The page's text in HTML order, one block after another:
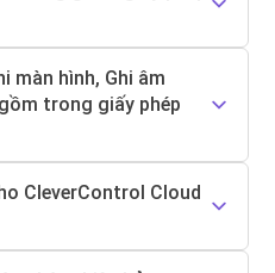
màn hình, Ghi âm
trong giấy phép
CleverControl Cloud